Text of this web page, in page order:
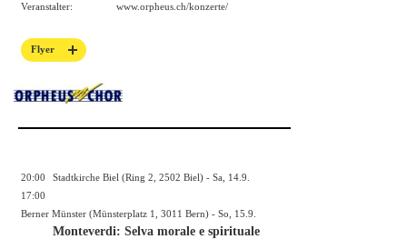
Veranstalter:
www.orpheus.ch/konzerte/
Flyer
20:00
Stadtkirche Biel (Ring 2, 2502 Biel) - Sa, 14.9.
17:00
Berner Münster (Münsterplatz 1, 3011 Bern) - So, 15.9.
Monteverdi: Selva morale e spirituale